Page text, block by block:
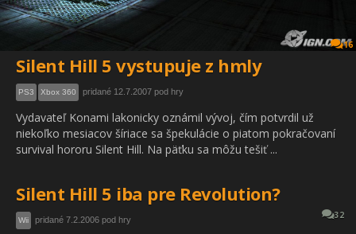
16
Silent Hill 5 vystupuje z hmly
PS3 Xbox 360 pridané 12.7.2007 pod hry
Vydavateľ Konami lakonicky oznámil vývoj, čím potvrdil už
niekoľko mesiacov šíriace sa špekulácie o piatom pokračovaní
survival hororu Silent Hill. Na päťku sa môžu tešiť ...
Silent Hill 5 iba pre Revolution?
32
Wii pridané 7.2.2006 pod hry